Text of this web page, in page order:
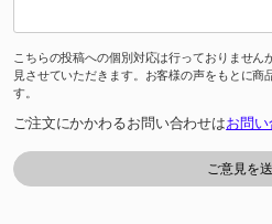
こちらの投稿への個別対応は行っておりませ
見させていただきます。お客様の声をもとに商
す。
ご注文にかかわるお問い合わせはお問